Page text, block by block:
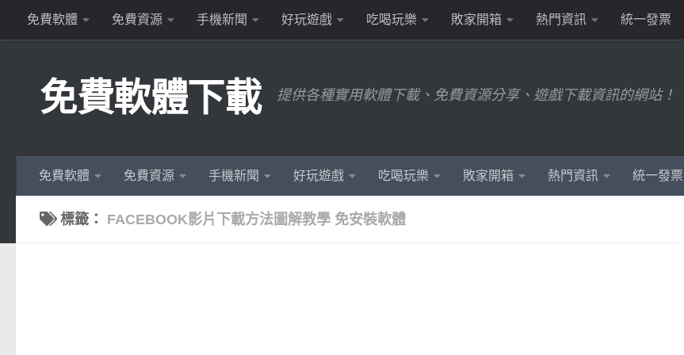
Skip to content
免費軟體 免費資源 手機新聞 好玩遊戲 吃喝玩樂 敗家開箱 熱門資訊 統一發票
免費軟體下載 提供各種實用軟體下載、免費資源分享、遊戲下載資訊的網站！
免費軟體 免費資源 手機新聞 好玩遊戲 吃喝玩樂 敗家開箱 熱門資訊 統一發票
標籤： FACEBOOK影片下載方法圖解教學 免安裝軟體